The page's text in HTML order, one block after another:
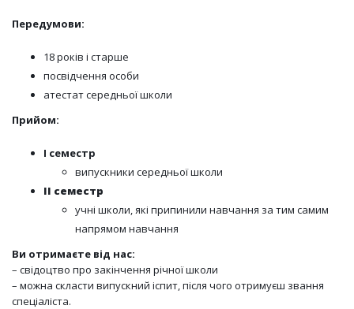
Передумови:
18 років і старше
посвідчення особи
атестат середньої школи
Прийом:
І семестр
випускники середньої школи
ІІ семестр
учні школи, які припинили навчання за тим самим
напрямом навчання
Ви отримаєте від нас:
– свідоцтво про закінчення річної школи
– можна скласти випускний іспит, після чого отримуєш звання
спеціаліста.